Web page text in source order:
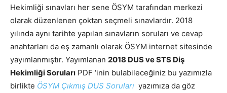
Hekimliği sınavları her sene ÖSYM tarafından merkezi
olarak düzenlenen çoktan seçmeli sınavlardır. 2018
yılında aynı tarihte yapılan sınavların soruları ve cevap
anahtarları da eş zamanlı olarak ÖSYM internet sitesinde
yayımlanmıştır. Yayımlanan 2018 DUS ve STS Diş
Hekimliği Soruları PDF ‘inin bulabileceğiniz bu yazımızla
birlikte ÖSYM Çıkmış DUS Soruları yazımıza da göz